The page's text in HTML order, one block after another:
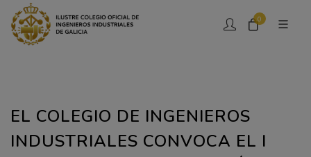
0
EL COLEGIO DE INGENIEROS
INDUSTRIALES CONVOCA EL I